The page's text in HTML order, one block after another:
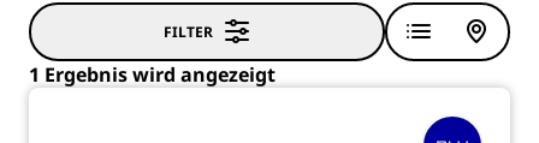
FILTER
1 Ergebnis wird angezeigt